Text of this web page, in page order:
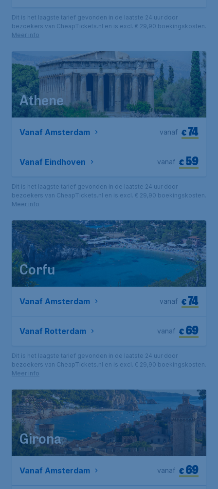
Dit is het laagste tarief gevonden in de laatste 24 uur door
bezoekers van CheapTickets.nl en is excl. € 29,90 boekingskosten.
Meer info
Athene
Vanaf Amsterdam €74
vanaf
Vanaf Eindhoven €59
vanaf
Dit is het laagste tarief gevonden in de laatste 24 uur door
bezoekers van CheapTickets.nl en is excl. € 29,90 boekingskosten.
Meer info
Corfu
Vanaf Amsterdam €74
vanaf
Vanaf Rotterdam €69
vanaf
Dit is het laagste tarief gevonden in de laatste 24 uur door
bezoekers van CheapTickets.nl en is excl. € 29,90 boekingskosten.
Meer info
Girona
Vanaf Amsterdam €69
vanaf